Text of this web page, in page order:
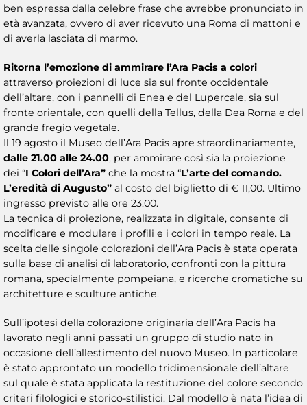
ben espressa dalla celebre frase che avrebbe pronunciato in
età avanzata, ovvero di aver ricevuto una Roma di mattoni e
di averla lasciata di marmo.
Ritorna l’emozione di ammirare l’Ara Pacis a colori
attraverso proiezioni di luce sia sul fronte occidentale
dell’altare, con i pannelli di Enea e del Lupercale, sia sul
fronte orientale, con quelli della Tellus, della Dea Roma e del
grande fregio vegetale.
Il 19 agosto il Museo dell’Ara Pacis apre straordinariamente,
dalle 21.00 alle 24.00, per ammirare così sia la proiezione
dei “I Colori dell’Ara” che la mostra “L’arte del comando.
L’eredità di Augusto” al costo del biglietto di € 11,00. Ultimo
ingresso previsto alle ore 23.00.
La tecnica di proiezione, realizzata in digitale, consente di
modificare e modulare i profili e i colori in tempo reale. La
scelta delle singole colorazioni dell’Ara Pacis è stata operata
sulla base di analisi di laboratorio, confronti con la pittura
romana, specialmente pompeiana, e ricerche cromatiche su
architetture e sculture antiche.
Sull’ipotesi della colorazione originaria dell’Ara Pacis ha
lavorato negli anni passati un gruppo di studio nato in
occasione dell’allestimento del nuovo Museo. In particolare
è stato approntato un modello tridimensionale dell’altare
sul quale è stata applicata la restituzione del colore secondo
criteri filologici e storico-stilistici. Dal modello è nata l’idea di